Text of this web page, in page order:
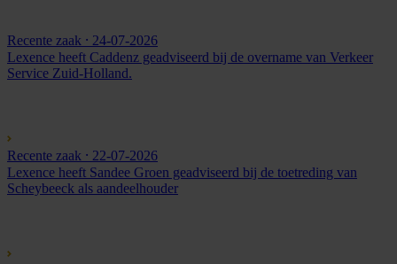
Recente zaak ⸱ 24-07-2026
Lexence heeft Caddenz geadviseerd bij de overname van Verkeer
Service Zuid-Holland.
Recente zaak ⸱ 22-07-2026
Lexence heeft Sandee Groen geadviseerd bij de toetreding van
Scheybeeck als aandeelhouder